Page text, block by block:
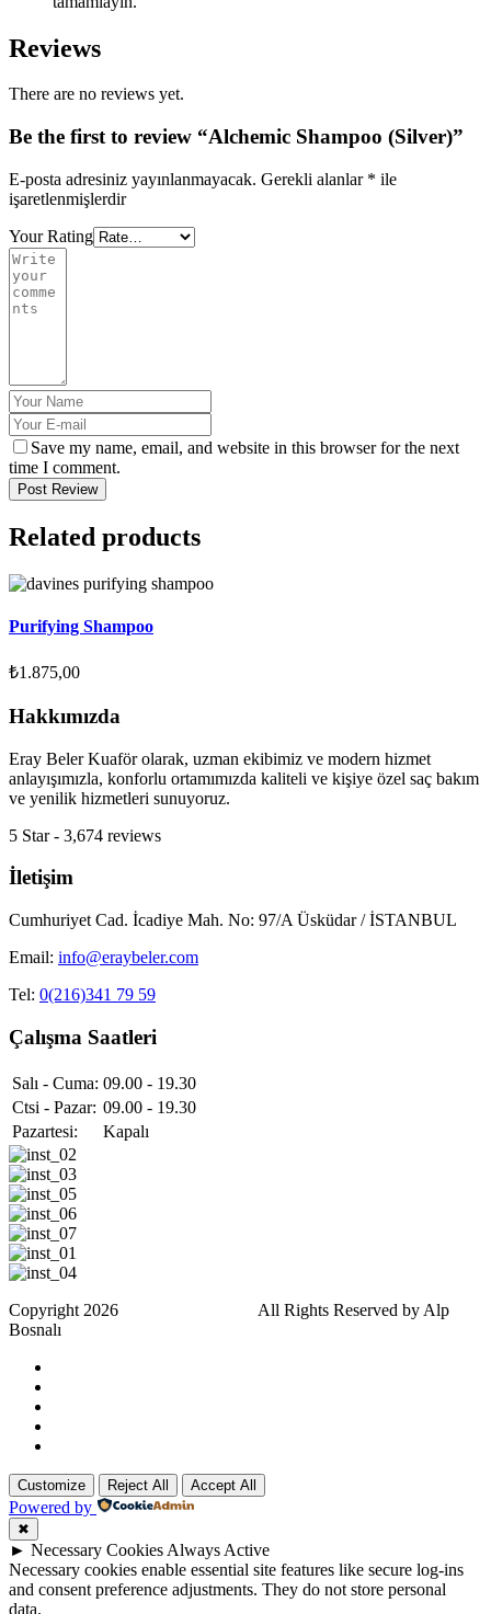
Reviews
There are no reviews yet.
Be the first to review “Alchemic Shampoo (Silver)”
E-posta adresiniz yayınlanmayacak. Gerekli alanlar * ile
işaretlenmişlerdir
Your Rating
Save my name, email, and website in this browser for the next
time I comment.
Post Review
Related products
Purifying Shampoo
₺1.875,00
Hakkımızda
Eray Beler Kuaför olarak, uzman ekibimiz ve modern hizmet
anlayışımızla, konforlu ortamımızda kaliteli ve kişiye özel saç bakım
ve yenilik hizmetleri sunuyoruz.
5 Star - 3,674 reviews
İletişim
Cumhuriyet Cad. İcadiye Mah. No: 97/A Üsküdar / İSTANBUL
Email: info@eraybeler.com
Tel: 0(216)341 79 59
Çalışma Saatleri
Salı - Cuma: 09.00 - 19.30
Ctsi - Pazar: 09.00 - 19.30
Pazartesi:
Kapalı
Copyright 2026
All Rights Reserved by Alp
Bosnalı
Customize Reject All Accept All
Powered by
✖
► Necessary Cookies Always Active
Necessary cookies enable essential site features like secure log-ins
and consent preference adjustments. They do not store personal
data.